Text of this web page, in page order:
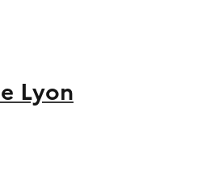
Lyon